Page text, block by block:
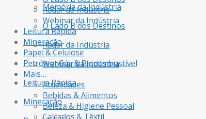
Memória da Indústria
O Lado B dos Destinos
Radar da Indústria
Webinar da Indústria
Leitura Rápida
Mineração
Radar da Indústria
Webinar da Indústria
Leitura Rápida
Mineração
Papel & Celulose
Petróleo, Gás & Biocombustível
Mais…
Atualidades
Bebidas & Alimentos
Beleza & Higiene Pessoal
Calçados & Têxtil